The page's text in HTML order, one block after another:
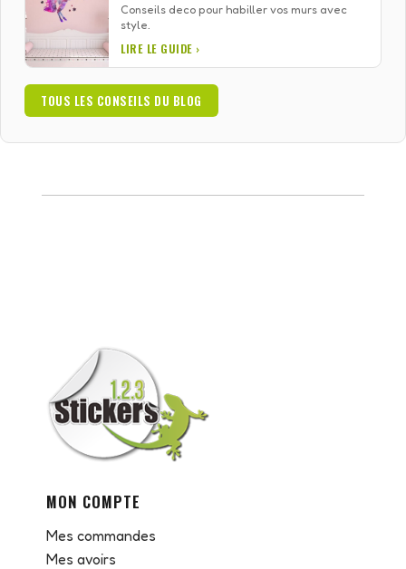
Conseils deco pour habiller vos murs avec
style.
LIRE LE GUIDE ›
TOUS LES CONSEILS DU BLOG
MON COMPTE
Mes commandes
Mes avoirs